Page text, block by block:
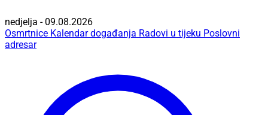
nedjelja - 09.08.2026
Osmrtnice Kalendar događanja Radovi u tijeku Poslovni
adresar